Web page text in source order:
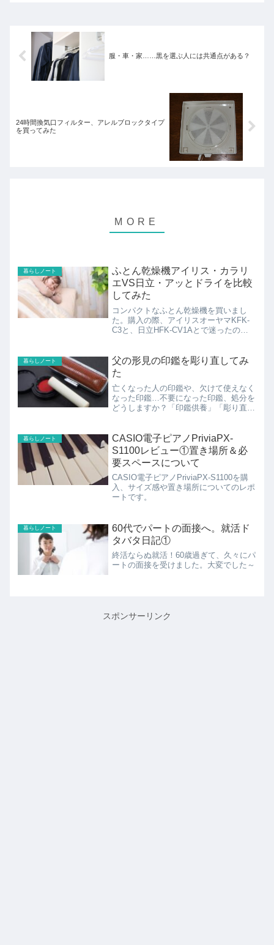
服・車・家……黒を選ぶ人には共通点がある？
24時間換気口フィルター、アレルブロックタイプ
を買ってみた
暮らしノート
ふとん乾燥機アイリス・カラリ
エVS日立・アッとドライを比較
してみた
コンパクトなふとん乾燥機を買いまし
た。購入の際、アイリスオーヤマKFK-
C3と、日立HFK-CV1Aとで迷ったので
暮らしノート
父の形見の印鑑を彫り直してみ
た
亡くなった人の印鑑や、欠けて使えなく
なった印鑑…不要になった印鑑、処分を
どうしますか？「印鑑供養」「彫り直
暮らしノート
CASIO電子ピアノPriviaPX-
S1100レビュー①置き場所＆必
要スペースについて
CASIO電子ピアノPriviaPX-S1100を購
入、サイズ感や置き場所についてのレポ
ートです。
暮らしノート
60代でパートの面接へ。就活ド
タバタ日記①
終活ならぬ就活！60歳過ぎて、久々にパ
ートの面接を受けました。大変でした～
スポンサーリンク